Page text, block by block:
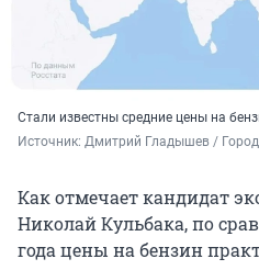
Стали известны средние цены на
Источник: Дмитрий Гладышев /
Как отмечает кандидат
Николай Кульбака, по
года цены на бензин